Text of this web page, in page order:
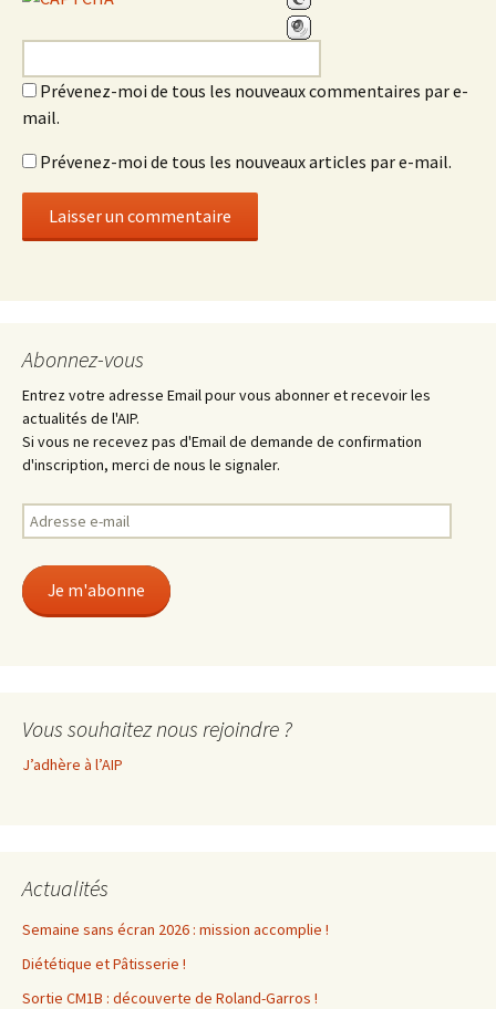
Prévenez-moi de tous les nouveaux commentaires par e-
mail.
Prévenez-moi de tous les nouveaux articles par e-mail.
Abonnez-vous
Entrez votre adresse Email pour vous abonner et recevoir les
actualités de l'AIP.
Si vous ne recevez pas d'Email de demande de confirmation
d'inscription, merci de nous le signaler.
Adresse
e-
Je m'abonne
Vous souhaitez nous rejoindre ?
J’adhère à l’AIP
Actualités
Semaine sans écran 2026 : mission accomplie !
Diététique et Pâtisserie !
Sortie CM1B : découverte de Roland-Garros !